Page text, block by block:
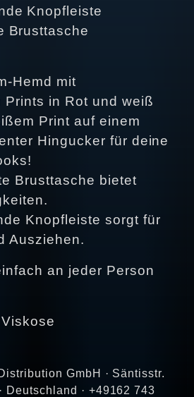
Knopfleiste
Brusttasche
Hemd mit
Prints in Rot und weiß
Print auf einem
Hingucker für deine
Brusttasche bietet
Knopfleiste sorgt für
Ausziehen.
an jeder Person
GmbH · Säntisstr.
Deutschland · +49162 743